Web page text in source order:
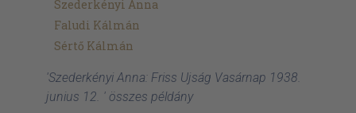
Szederkényi Anna
Faludi Kálmán
Sértő Kálmán
'Szederkényi Anna: Friss Ujság Vasárnap 1938.
junius 12. ' összes példány